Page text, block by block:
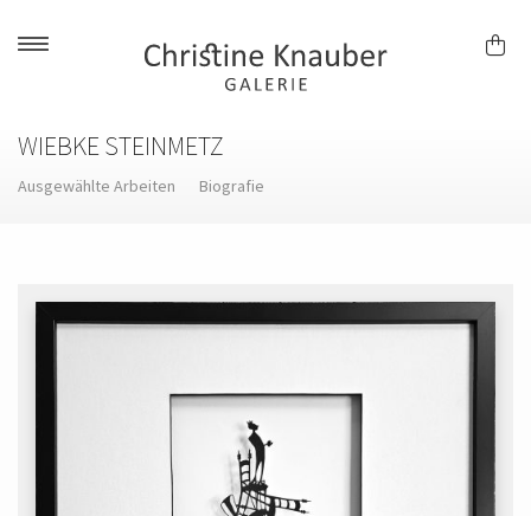
Skip
WIEBKE STEINMETZ
Ausgewählte Arbeiten Biografie